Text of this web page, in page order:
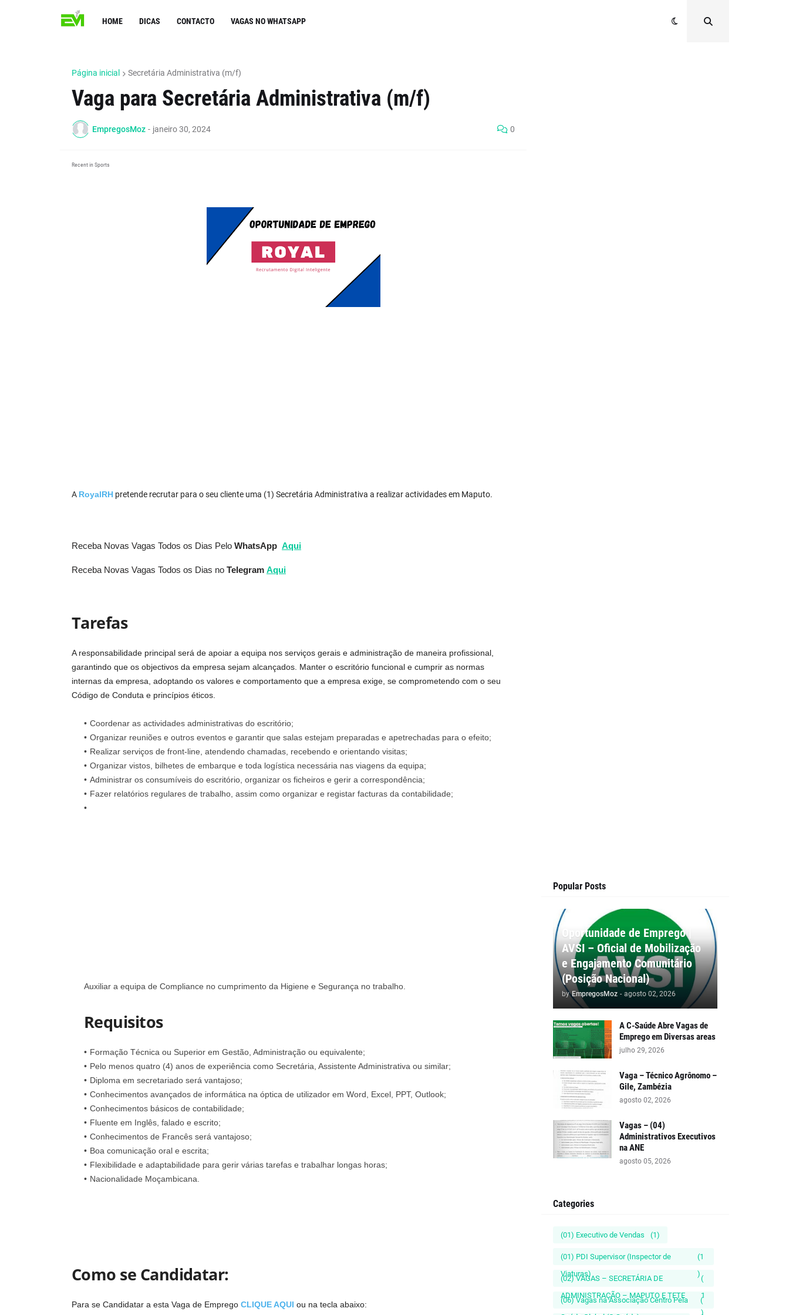
HOME DICAS CONTACTO VAGAS NO WHATSAPP
Página inicial Secretária Administrativa (m/f)
Vaga para Secretária Administrativa (m/f)
EmpregosMoz - janeiro 30, 2024 0
Recent in Sports
A RoyalRH pretende recrutar para o seu cliente uma (1) Secretária Administrativa a realizar actividades em Maputo.
Receba Novas Vagas Todos os Dias Pelo WhatsApp Aqui
Receba Novas Vagas Todos os Dias no Telegram Aqui
Tarefas
A responsabilidade principal será de apoiar a equipa nos serviços gerais e administração de maneira profissional,
garantindo que os objectivos da empresa sejam alcançados. Manter o escritório funcional e cumprir as normas
internas da empresa, adoptando os valores e comportamento que a empresa exige, se comprometendo com o seu
Código de Conduta e princípios éticos.
Coordenar as actividades administrativas do escritório;
Organizar reuniões e outros eventos e garantir que salas estejam preparadas e apetrechadas para o efeito;
Realizar serviços de front-line, atendendo chamadas, recebendo e orientando visitas;
Organizar vistos, bilhetes de embarque e toda logística necessária nas viagens da equipa;
Administrar os consumíveis do escritório, organizar os ficheiros e gerir a correspondência;
Fazer relatórios regulares de trabalho, assim como organizar e registar facturas da contabilidade;
Auxiliar a equipa de Compliance no cumprimento da Higiene e Segurança no trabalho.
Requisitos
Formação Técnica ou Superior em Gestão, Administração ou equivalente;
Pelo menos quatro (4) anos de experiência como Secretária, Assistente Administrativa ou similar;
Diploma em secretariado será vantajoso;
Conhecimentos avançados de informática na óptica de utilizador em Word, Excel, PPT, Outlook;
Conhecimentos básicos de contabilidade;
Fluente em Inglês, falado e escrito;
Conhecimentos de Francês será vantajoso;
Boa comunicação oral e escrita;
Flexibilidade e adaptabilidade para gerir várias tarefas e trabalhar longas horas;
Nacionalidade Moçambicana.
Como se Candidatar:
Para se Candidatar a esta Vaga de Emprego CLIQUE AQUI ou na tecla abaixo:
Popular Posts
Oportunidade de Emprego |
AVSI – Oficial de Mobilização
e Engajamento Comunitário
(Posição Nacional)
by EmpregosMoz - agosto 02, 2026
A C-Saúde Abre Vagas de
Emprego em Diversas areas
julho 29, 2026
Vaga – Técnico Agrônomo –
Gile, Zambézia
agosto 02, 2026
Vagas – (04)
Administrativos Executivos
na ANE
agosto 05, 2026
Categories
(01) Executivo de Vendas (1)
(01) PDI Supervisor (Inspector de
Viaturas)
(1
)
(02) VAGAS – SECRETÁRIA DE
ADMINISTRAÇÃO – MAPUTO E TETE
(
1
)
(06) Vagas na Associação Centro Pela
(